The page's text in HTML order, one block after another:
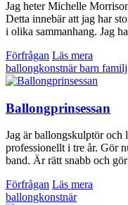
Jag heter Michelle
Detta innebär att jag har
i olika sammanhang. Jag
Förfrågan Läs mera
ballongkonstnärbarn familj
Ballongprinsessan
Jag är ballongskulptör och
professionellt i tre år. Gör
band. Är rätt snabb och
Förfrågan Läs mera
ballongkonstnär